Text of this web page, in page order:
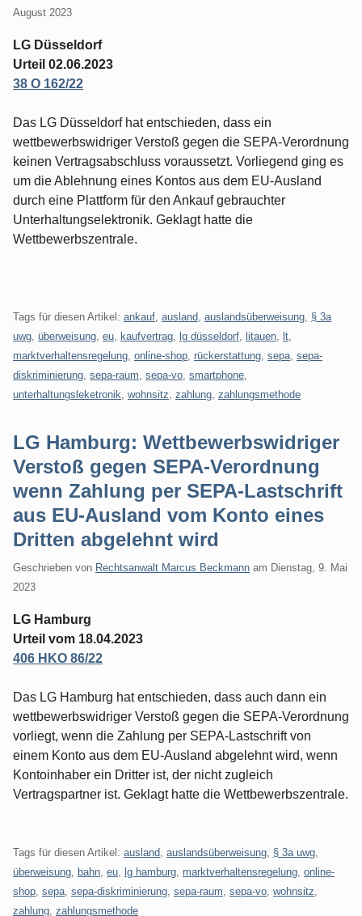
August 2023
LG Düsseldorf
Urteil 02.06.2023
38 O 162/22
Das LG Düsseldorf hat entschieden, dass ein
wettbewerbswidriger Verstoß gegen die SEPA-Verordnung
keinen Vertragsabschluss voraussetzt. Vorliegend ging es
um die Ablehnung eines Kontos aus dem EU-Ausland
durch eine Plattform für den Ankauf gebrauchter
Unterhaltungselektronik. Geklagt hatte die
Wettbewerbszentrale.
Tags für diesen Artikel: ankauf ausland auslandsüberweisung § 3a
uwg überweisung eu kaufvertrag lg düsseldorf litauen lt
marktverhaltensregelung online-shop rückerstattung sepa sepa-
diskriminierung sepa-raum sepa-vo smartphone
unterhaltungsleketronik wohnsitz zahlung zahlungsmethode
LG Hamburg: Wettbewerbswidriger
Verstoß gegen SEPA-Verordnung
wenn Zahlung per SEPA-Lastschrift
aus EU-Ausland vom Konto eines
Dritten abgelehnt wird
Geschrieben von Rechtsanwalt Marcus Beckmann am Dienstag, 9. Mai
2023
LG Hamburg
Urteil vom 18.04.2023
406 HKO 86/22
Das LG Hamburg hat entschieden, dass auch dann ein
wettbewerbswidriger Verstoß gegen die SEPA-Verordnung
vorliegt, wenn die Zahlung per SEPA-Lastschrift von
einem Konto aus dem EU-Ausland abgelehnt wird, wenn
Kontoinhaber ein Dritter ist, der nicht zugleich
Vertragspartner ist. Geklagt hatte die Wettbewerbszentrale.
Tags für diesen Artikel: ausland auslandsüberweisung § 3a uwg
überweisung
bahn eu lg hamburg marktverhaltensregelung online-
shop sepa sepa-diskriminierung sepa-raum sepa-vo wohnsitz
zahlung zahlungsmethode